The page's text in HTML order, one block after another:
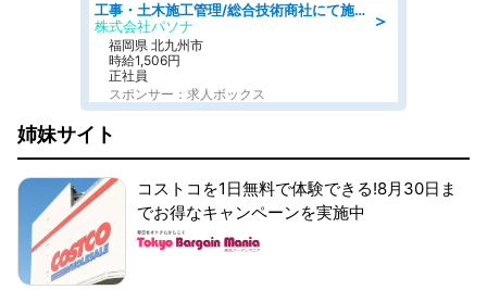
＞
工事・土木施工管理/総合技術商社にて施工管理のお仕事/即日勤務可/車通勤可/工事・土木施工管理/生産・品質管理
株式会社パソナ
福岡県 北九州市
時給1,506円
正社員
スポンサー：求人ボックス
姉妹サイト
コストコを1日無料で体験できる!8月30日ま
でお得なキャンペーンを実施中